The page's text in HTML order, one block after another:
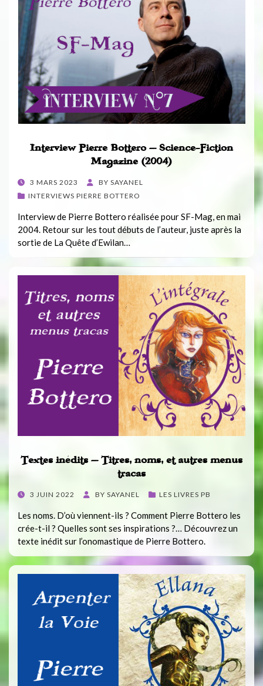
Interview Pierre Bottero – Science-Fiction
Magazine (2004)
POSTED
ON
3 MARS 2023 BY SAYANEL
INTERVIEWS PIERRE BOTTERO
Interview de Pierre Bottero réalisée pour SF-Mag, en mai
2004. Retour sur les tout débuts de l’auteur, juste après la
sortie de La Quête d’Ewilan…
Textes inédits – Titres, noms, et autres menus
tracas
POSTED
3 JUIN 2022 BY SAYANEL LES LIVRES PB
Les noms. D’où viennent-ils ? Comment Pierre Bottero les
crée-t-il ? Quelles sont ses inspirations ?… Découvrez un
texte inédit sur l’onomastique de Pierre Bottero.